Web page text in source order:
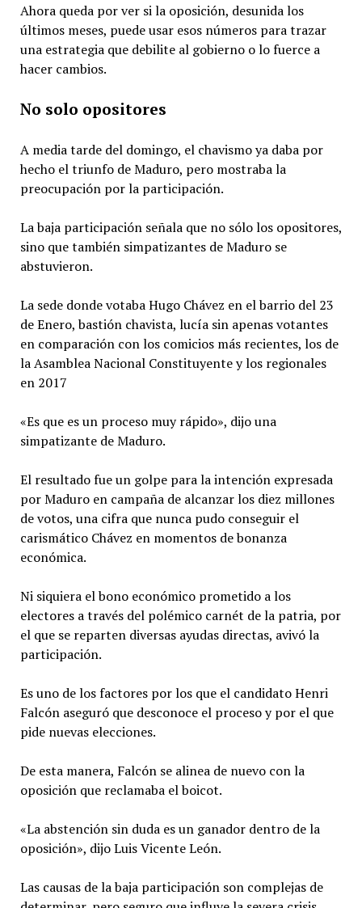
Ahora queda por ver si la oposición, desunida los
últimos meses, puede usar esos números para trazar
una estrategia que debilite al gobierno o lo fuerce a
hacer cambios.
No solo opositores
A media tarde del domingo, el chavismo ya daba por
hecho el triunfo de Maduro, pero mostraba la
preocupación por la participación.
La baja participación señala que no sólo los opositores,
sino que también simpatizantes de Maduro se
abstuvieron.
La sede donde votaba Hugo Chávez en el barrio del 23
de Enero, bastión chavista, lucía sin apenas votantes
en comparación con los comicios más recientes, los de
la Asamblea Nacional Constituyente y los regionales
en 2017
«Es que es un proceso muy rápido», dijo una
simpatizante de Maduro.
El resultado fue un golpe para la intención expresada
por Maduro en campaña de alcanzar los diez millones
de votos, una cifra que nunca pudo conseguir el
carismático Chávez en momentos de bonanza
económica.
Ni siquiera el bono económico prometido a los
electores a través del polémico carnét de la patria, por
el que se reparten diversas ayudas directas, avivó la
participación.
Es uno de los factores por los que el candidato Henri
Falcón aseguró que desconoce el proceso y por el que
pide nuevas elecciones.
De esta manera, Falcón se alinea de nuevo con la
oposición que reclamaba el boicot.
«La abstención sin duda es un ganador dentro de la
oposición», dijo Luis Vicente León.
Las causas de la baja participación son complejas de